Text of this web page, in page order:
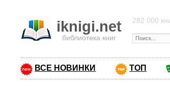
iknigi.net
библиотека книг
282 000
ВСЕ НОВИНКИ ТОП